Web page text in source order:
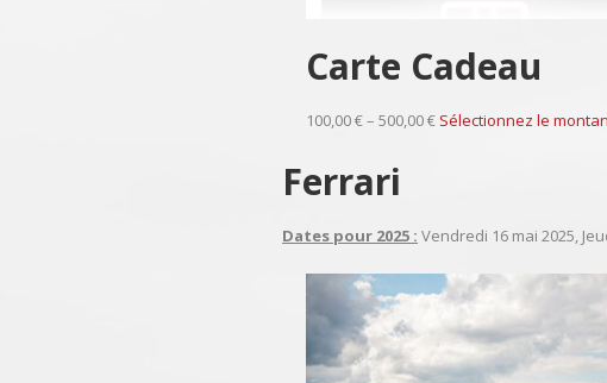
Carte Cadeau
100,00 € – 500,00 € Sélectionnez le
Ferrari
Dates pour 2025 : Vendredi 16 mai 2025,